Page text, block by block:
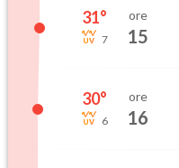
31°
7
ore
15
30°
6
ore
16